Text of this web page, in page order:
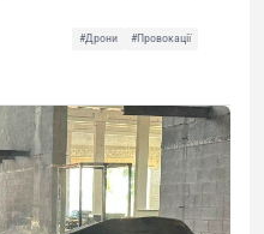
#Дрони
#Провокації